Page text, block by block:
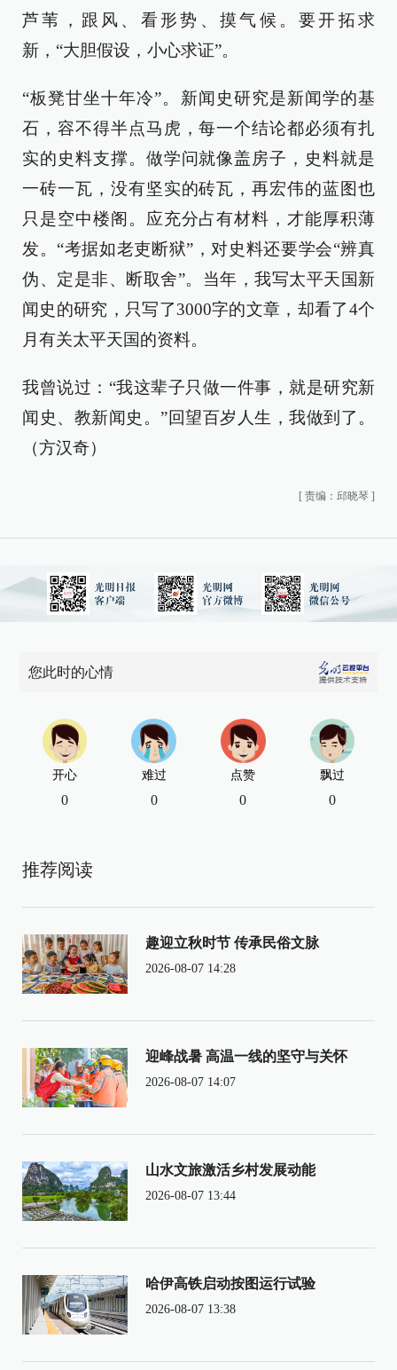
芦苇，跟风、看形势、摸气候。要开拓求
新，“大胆假设，小心求证”。
“板凳甘坐十年冷”。新闻史研究是新闻学的基
石，容不得半点马虎，每一个结论都必须有扎
实的史料支撑。做学问就像盖房子，史料就是
一砖一瓦，没有坚实的砖瓦，再宏伟的蓝图也
只是空中楼阁。应充分占有材料，才能厚积薄
发。“考据如老吏断狱”，对史料还要学会“辨真
伪、定是非、断取舍”。当年，我写太平天国新
闻史的研究，只写了3000字的文章，却看了4个
月有关太平天国的资料。
我曾说过：“我这辈子只做一件事，就是研究新
闻史、教新闻史。”回望百岁人生，我做到了。
（方汉奇）
[ 责编：邱晓琴 ]
您此时的心情
开心
0
难过
0
点赞
0
飘过
0
推荐阅读
趣迎立秋时节 传承民俗文脉
2026-08-07 14:28
迎峰战暑 高温一线的坚守与关怀
2026-08-07 14:07
山水文旅激活乡村发展动能
2026-08-07 13:44
哈伊高铁启动按图运行试验
2026-08-07 13:38